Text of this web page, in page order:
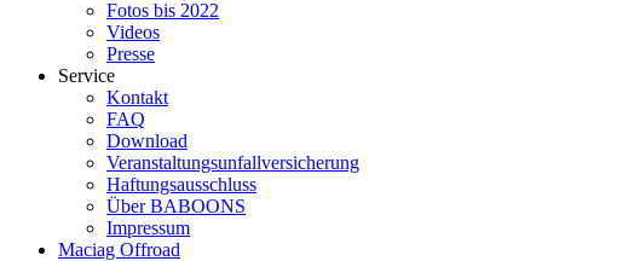
Fotos bis 2022
Videos
Presse
Service
Kontakt
FAQ
Download
Veranstaltungsunfallversicherung
Haftungsausschluss
Über BABOONS
Impressum
Maciag Offroad